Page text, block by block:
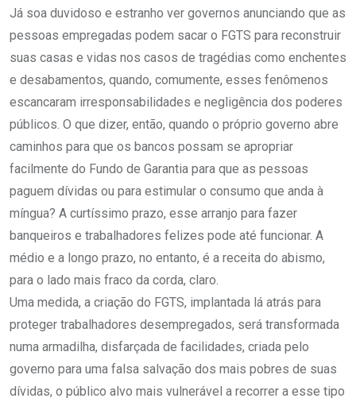
Já soa duvidoso e estranho ver governos anunciando que as
pessoas empregadas podem sacar o FGTS para reconstruir
suas casas e vidas nos casos de tragédias como enchentes
e desabamentos, quando, comumente, esses fenômenos
escancaram irresponsabilidades e negligência dos poderes
públicos. O que dizer, então, quando o próprio governo abre
caminhos para que os bancos possam se apropriar
facilmente do Fundo de Garantia para que as pessoas
paguem dívidas ou para estimular o consumo que anda à
míngua? A curtíssimo prazo, esse arranjo para fazer
banqueiros e trabalhadores felizes pode até funcionar. A
médio e a longo prazo, no entanto, é a receita do abismo,
para o lado mais fraco da corda, claro.
Uma medida, a criação do FGTS, implantada lá atrás para
proteger trabalhadores desempregados, será transformada
numa armadilha, disfarçada de facilidades, criada pelo
governo para uma falsa salvação dos mais pobres de suas
dívidas, o público alvo mais vulnerável a recorrer a esse tipo